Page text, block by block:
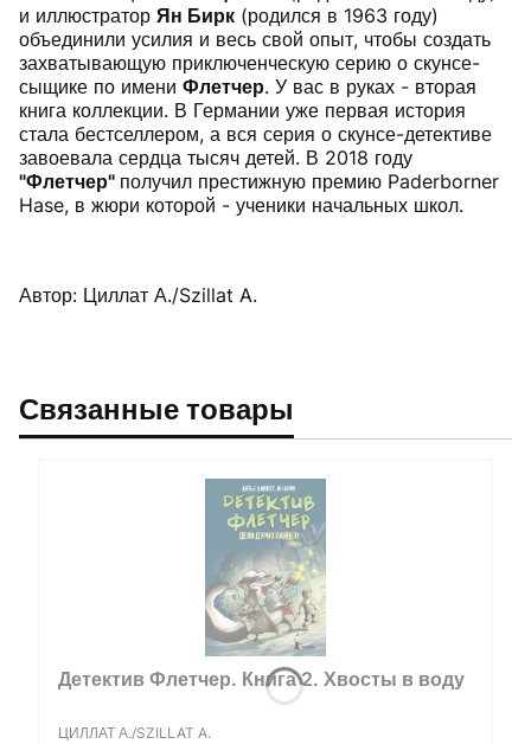
и иллюстратор Ян Бирк (родился в 1963 году)
объединили усилия и весь свой опыт, чтобы создать
захватывающую приключенческую серию о скунсе-
сыщике по имени Флетчер. У вас в руках - вторая
книга коллекции. В Германии уже первая история
стала бестселлером, а вся серия о скунсе-детективе
завоевала сердца тысяч детей. В 2018 году
"Флетчер" получил престижную премию Paderborner
Hase, в жюри которой - ученики начальных школ.
Автор: Циллат А./Szillat A.
Связанные товары
Детектив Флетчер. Книга 2. Хвосты в воду
ПРОИЗВОДИТЕЛЬ
ЦИЛЛАТ А./SZILLAT A.